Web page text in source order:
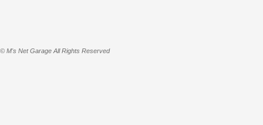
© M's Net Garage All Rights Reserved